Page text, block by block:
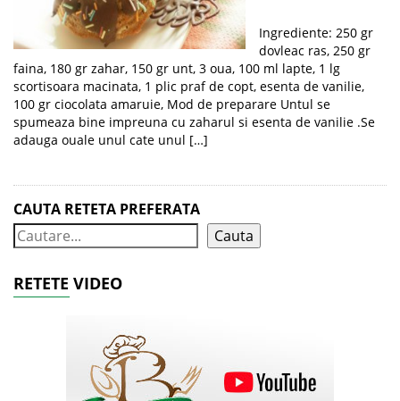
Ingrediente: 250 gr
dovleac ras, 250 gr
faina, 180 gr zahar, 150 gr unt, 3 oua, 100 ml lapte, 1 lg
scortisoara macinata, 1 plic praf de copt, esenta de vanilie,
100 gr ciocolata amaruie, Mod de preparare Untul se
spumeaza bine impreuna cu zaharul si esenta de vanilie .Se
adauga ouale unul cate unul […]
CAUTA RETETA PREFERATA
Cauta
RETETE VIDEO